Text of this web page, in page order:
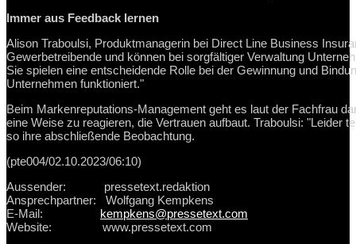
Immer aus Feedback lernen
Alison Traboulsi, Produktmanagerin bei Direct Line Business
Gewerbetreibende und können bei sorgfältiger Verwaltung
Sie spielen eine entscheidende Rolle bei der Gewinnung und
Unternehmen funktioniert."
Beim Markenreputations-Management geht es laut der Fachfrau
eine Weise zu reagieren, die Vertrauen aufbaut. Traboulsi: "Leider
so ihre abschließende Beobachtung.
(pte004/02.10.2023/06:10)
Aussender: pressetext.redaktion
Ansprechpartner: Wolfgang Kempkens
E-Mail: kempkens@pressetext.com
Website: www.pressetext.com